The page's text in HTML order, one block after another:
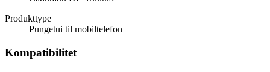
Produkttype
Pungetui til mobiltelefon
Kompatibilitet